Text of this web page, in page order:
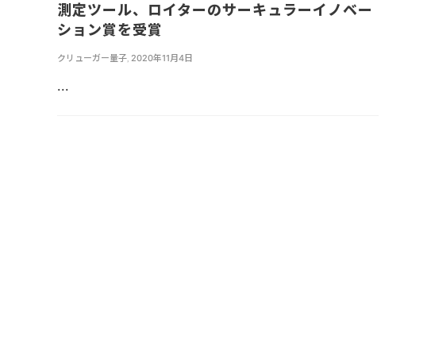
測定ツール、ロイターのサーキュラーイノベー
ション賞を受賞
クリューガー量子 2020年11月4日
...